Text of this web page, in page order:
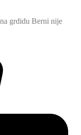
grdidu Berni nije